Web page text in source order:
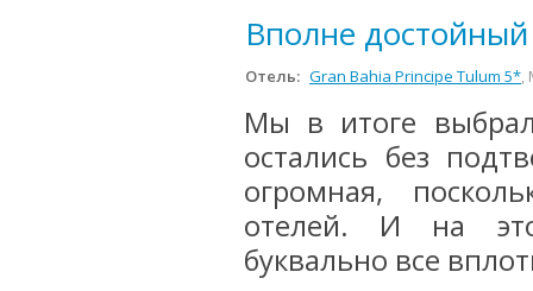
Вполне
Отель: Gran Bahia Principe Tulum 5*,
Мы в итоге
остались без
огромная,
отелей. И на
буквально все